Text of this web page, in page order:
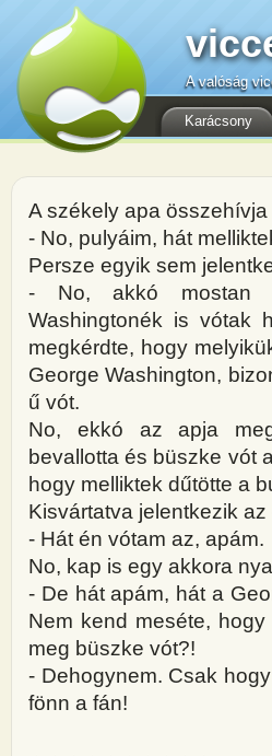
Karácsony
A valóság
A székely apa összehívja
- No, pulyáim, hát
Persze egyik sem
- No, akkó mostan
Washingtonék is vótak
megkérdte, hogy
George Washington,
ű vót.
No, ekkó az apja
bevallotta és büszke vót
hogy melliktek dűtötte a
Kisvártatva jelentkezik
- Hát én vótam az, apám.
No, kap is egy akkora
- De hát apám, hát a
Nem kend meséte,
meg büszke vót?!
- Dehogynem. Csak
fönn a fán!